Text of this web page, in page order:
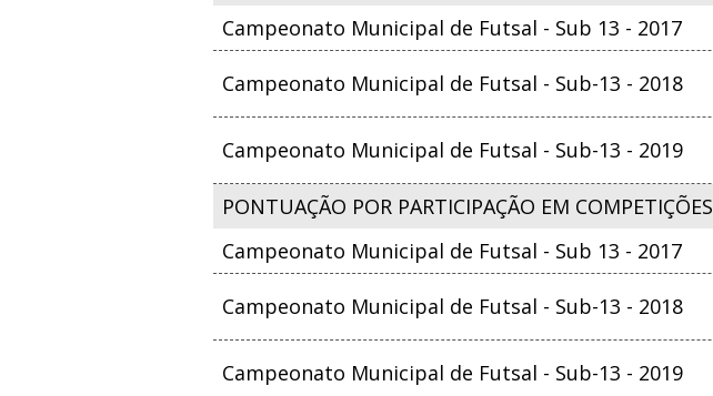
Campeonato Municipal de Futsal - Sub 13 - 2017
Campeonato Municipal de Futsal - Sub-13 - 2018
Campeonato Municipal de Futsal - Sub-13 - 2019
PONTUAÇÃO POR PARTICIPAÇÃO EM COMPETIÇÕES
Campeonato Municipal de Futsal - Sub 13 - 2017
Campeonato Municipal de Futsal - Sub-13 - 2018
Campeonato Municipal de Futsal - Sub-13 - 2019